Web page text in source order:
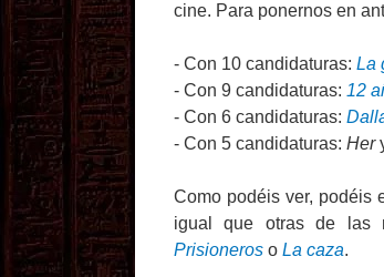
cine. Para ponernos en
- Con 10 candidaturas: La
- Con 9 candidaturas: 12
- Con 6 candidaturas:
- Con 5 candidaturas: Her
Como podéis ver, podéis
igual que otras de las
Prisioneros o La caza.